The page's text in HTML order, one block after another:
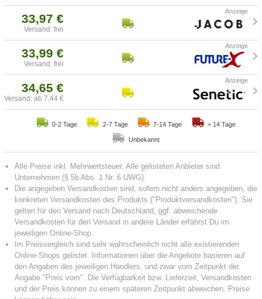
33,97 €
Versand: frei
33,99 €
Versand: frei
34,65 €
Versand: ab 7,44 €
0-2 Tage 2-7 Tage 7-14 Tage > 14 Tage
Unbekannt